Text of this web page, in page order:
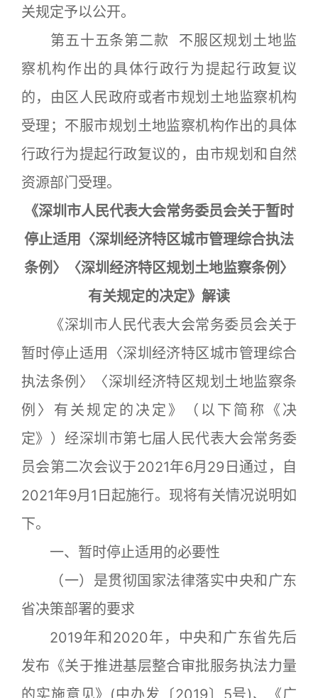
关规定予以公开。
第五十五条第二款 不服区规划土地监
察机构作出的具体行政行为提起行政复议
的，由区人民政府或者市规划土地监察机构
受理；不服市规划土地监察机构作出的具体
行政行为提起行政复议的，由市规划和自然
资源部门受理。
《深圳市人民代表大会常务委员会关于暂时
停止适用〈深圳经济特区城市管理综合执法
条例〉〈深圳经济特区规划土地监察条例〉
有关规定的决定》解读
《深圳市人民代表大会常务委员会关于
暂时停止适用〈深圳经济特区城市管理综合
执法条例〉〈深圳经济特区规划土地监察条
例〉有关规定的决定》（以下简称《决
定》）经深圳市第七届人民代表大会常务委
员会第二次会议于2021年6月29日通过，自
2021年9月1日起施行。现将有关情况说明如
下。
一、暂时停止适用的必要性
（一）是贯彻国家法律落实中央和广东
省决策部署的要求
2019年和2020年，中央和广东省先后
发布《关于推进基层整合审批服务执法力量
的实施意见》(中办发〔2019〕5号)、《广